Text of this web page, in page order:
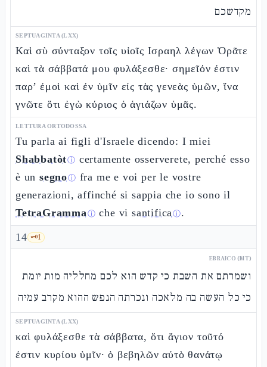
מקדשכם
SEPTUAGINTA (LXX)
Καὶ σὺ σύνταξον τοῖς υἱοῖς Ισραηλ λέγων Ὁρᾶτε
καὶ τὰ σάββατά μου φυλάξεσθε· σημεῖόν ἐστιν
παρ’ ἐμοὶ καὶ ἐν ὑμῖν εἰς τὰς γενεὰς ὑμῶν, ἵνα
γνῶτε ὅτι ἐγὼ κύριος ὁ ἁγιάζων ὑμᾶς.
LETTURA ORTODOSSA
Tu parla ai figli d'Israele dicendo: I miei
Shabbatòtⓘ certamente osserverete, perché esso
è un segnoⓘ fra me e voi per le vostre
generazioni, affinché si sappia che io sono il
TetraGrammaⓘ che visantificaⓘ.
14 🗝️1
EBRAICO (MT)
ושמרתם את השבת כי קדש הוא לכם מחלליה מות יומת
כי כל העשה בה מלאכה ונכרתה הנפש ההוא מקרב עמיה
SEPTUAGINTA (LXX)
καὶ φυλάξεσθε τὰ σάββατα, ὅτι ἅγιον τοῦτό
ἐστιν κυρίου ὑμῖν· ὁ βεβηλῶν αὐτὸ θανάτῳ